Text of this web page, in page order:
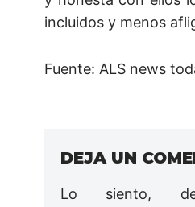
incluidos y menos
Fuente: ALS news
DEJA UN
Lo siento,